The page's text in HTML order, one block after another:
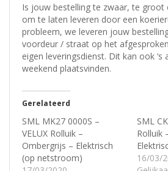
Is jouw bestelling te zwaar, te groot
om te laten leveren door een
probleem, we leveren jouw
voordeur / straat op het
eigen leveringsdienst. Dit kan ook ‘s
weekend plaatsvinden.
Gerelateerd
SML MK27 0000S –
VELUX Rolluik –
Ombergrijs – Elektrisch
(op netstroom)
SML
Rolluik
16/03/